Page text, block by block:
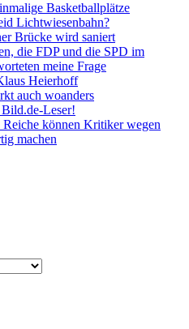
Basketballplätze
Lichtwiesenbahn?
Brücke wird saniert
die FDP und die SPD im
meine Frage
Heierhoff
auch woanders
Leser!
können Kritiker wegen
machen